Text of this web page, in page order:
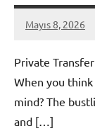
Mayıs 8, 2026
admin
Yorum
Private
When you
mind? The
and […]